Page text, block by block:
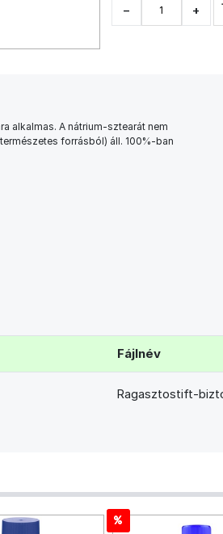
− +
alkalmas. A nátrium-sztearát nem
forrásból) áll. 100%-ban
Fájlnév
Ragasztostift-